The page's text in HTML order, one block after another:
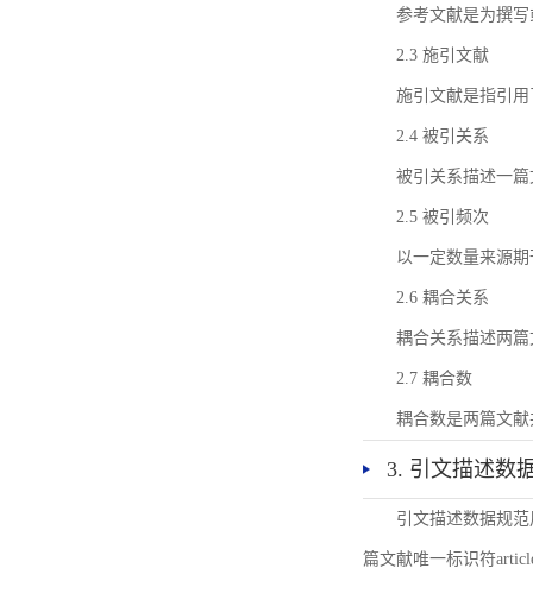
参考文献是为撰
2.3 施引文献
施引文献是指引
2.4 被引关系
被引关系描述一
2.5 被引频次
以一定数量来源
2.6 耦合关系
耦合关系描述两
2.7 耦合数
耦合数是两篇文
3. 引文描述数
引文描述数据规
篇文献唯一标识符